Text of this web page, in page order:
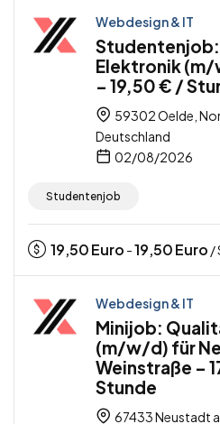
Webdesign & IT
Elektronik
– 19,50 € /
59302 Oelde,
Deutschland
02/08/2026
Studentenjob
19,50Euro -19,50Euro /
Webdesign & IT
Minijob:
(m/w/d) für
Weinstraße –
Stunde
67433 Neustadt